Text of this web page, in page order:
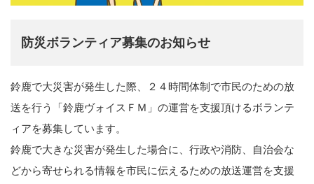
防災ボランティア募集のお知らせ
鈴鹿で大災害が発生した際、２４時間体制で市民のための放
送を行う「鈴鹿ヴォイスＦＭ」の運営を支援頂けるボランテ
ィアを募集しています。
鈴鹿で大きな災害が発生した場合に、行政や消防、自治会な
どから寄せられる情報を市民に伝えるための放送運営を支援